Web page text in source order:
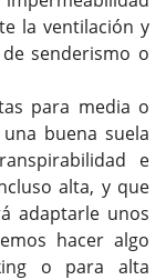
la ventilación y
senderismo o
para media o
buena suela
e
alta, y que
adaptarle unos
hacer algo
o para alta